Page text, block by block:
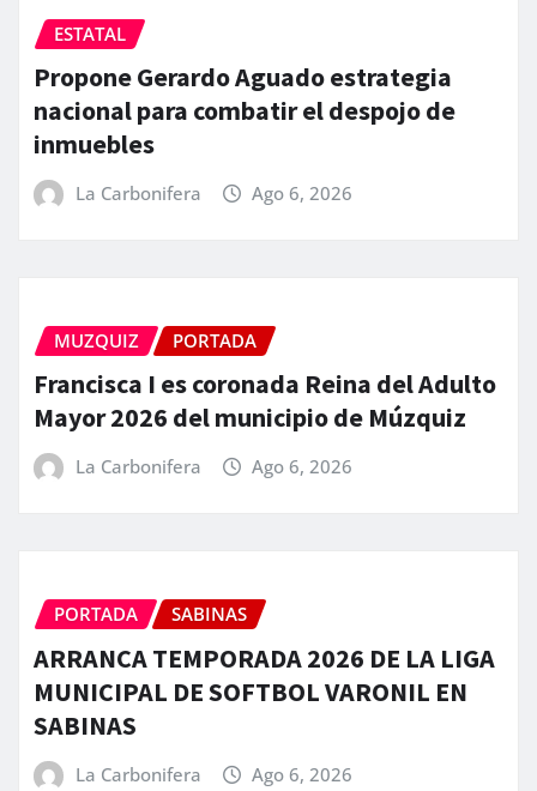
ESTATAL
Propone Gerardo Aguado estrategia
nacional para combatir el despojo de
inmuebles
La Carbonifera Ago 6, 2026
MUZQUIZ PORTADA
Francisca I es coronada Reina del Adulto
Mayor 2026 del municipio de Múzquiz
La Carbonifera Ago 6, 2026
PORTADA SABINAS
ARRANCA TEMPORADA 2026 DE LA LIGA
MUNICIPAL DE SOFTBOL VARONIL EN
SABINAS
La Carbonifera Ago 6, 2026